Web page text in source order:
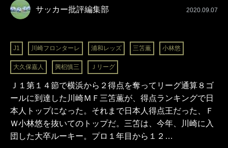
サッカー批評編集部 2020.09.07
J1 川崎フロンターレ 浦和レッズ 三笘薫 小林悠
大久保嘉人 興梠慎三 Ｊリーグ
Ｊ１第１４節で横浜から２得点を奪ってリーグ通算８ゴ
ールに到達した川崎ＭＦ三笘薫が、得点ランキングで日
本人トップになった。それまで日本人得点王だった、Ｆ
Ｗ小林悠を抜いてのトップだ。三笘は、今年、川崎に入
団した大卒ルーキー。プロ１年目から１２…